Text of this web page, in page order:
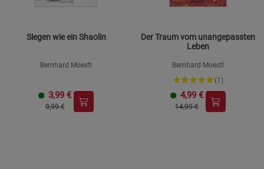
Siegen wie ein Shaolin
Bernhard Moestl
3,99 €
9,99 €
Der Traum vom unangepassten
Leben
Bernhard Moestl
(1)
4,99 €
14,99 €